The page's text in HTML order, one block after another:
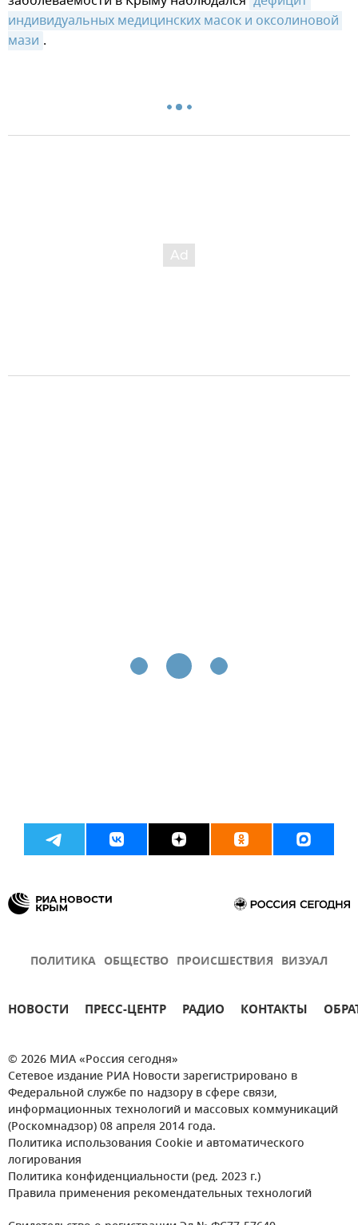
индивидуальных медицинских масок и оксолиновой
мази .
ПОЛИТИКА ОБЩЕСТВО ПРОИСШЕСТВИЯ ВИЗУАЛ
НОВОСТИ ПРЕСС-ЦЕНТР РАДИО КОНТАКТЫ
© 2026 МИА «Россия сегодня»
Сетевое издание РИА Новости зарегистрировано в
Федеральной службе по надзору в сфере связи,
информационных технологий и массовых коммуникаций
(Роскомнадзор) 08 апреля 2014 года.
Политика использования Cookie и автоматического
логирования
Политика конфиденциальности (ред. 2023 г.)
Правила применения рекомендательных технологий